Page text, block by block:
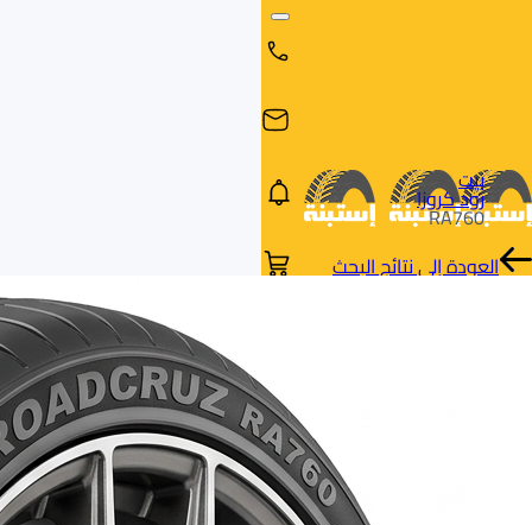
البحث
حسب
العلامة
التجارية
بيت
رود كروزا
RA760
العودة إلى نتائج البحث